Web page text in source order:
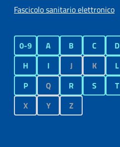
Fascicolo sanitario elettronico
0-9 A B C D
H
I J K L
P
Q R S T
X
Y Z